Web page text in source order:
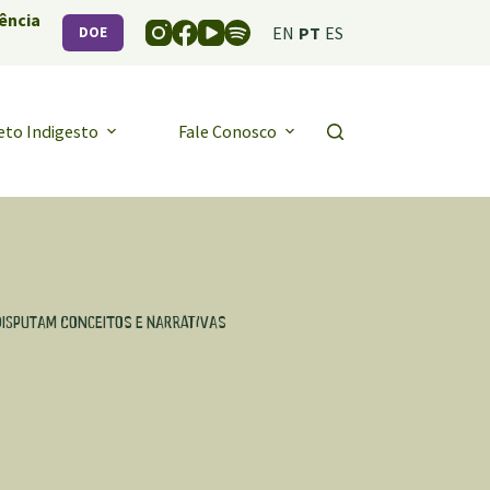
DOE EN PT ES
Indigesto Fale Conosco
conceitos e narrativas